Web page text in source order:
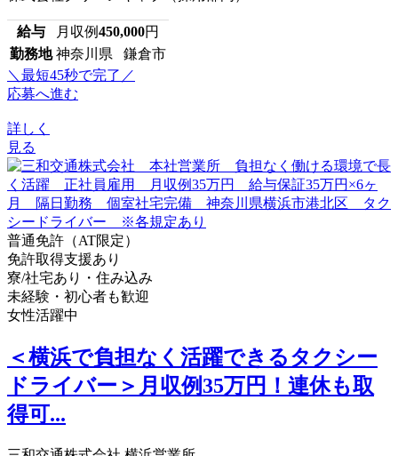
給与 月収例450,000円
勤務地 神奈川県 鎌倉市
＼最短45秒で完了／
応募へ進む
詳しく
見る
普通免許（AT限定）
免許取得支援あり
寮/社宅あり・住み込み
未経験・初心者も歓迎
女性活躍中
＜横浜で負担なく活躍できるタクシー
ドライバー＞月収例35万円！連休も取
得可...